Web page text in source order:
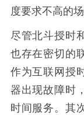
度要求不高的
尽管北斗授时
也存在密切的
作为互联网授
器出现故障时
时间服务。其